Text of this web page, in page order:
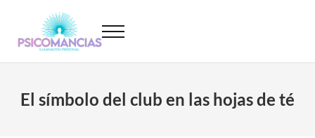
Psicomancias
Menu
El símbolo del club en las hojas de té